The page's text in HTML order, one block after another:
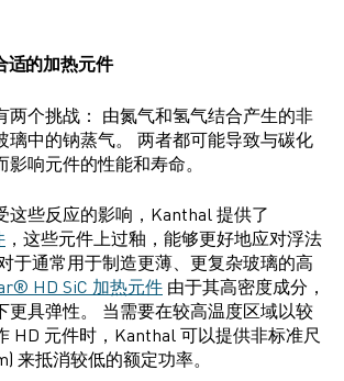
适的加热元件
两个挑战： 由氮气和氢气结合产生的非
璃中的钠蒸气。 两者都可能导致与碳化
响元件的性能和寿命。
这些反应的影响，Kanthal 提供了
，这些元件上过釉，能够更好地应对浮法
于通常用于制造更薄、更复杂玻璃的高
HD SiC 加热元件 由于其高密度成分，
更具弹性。 当需要在较高温度区域以较
HD 元件时，Kanthal 可以提供非标准尺
来抵消较低的额定功率。